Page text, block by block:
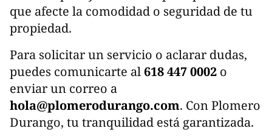
que afecte la comodidad o seguridad de tu
propiedad.
Para solicitar un servicio o aclarar dudas,
puedes comunicarte al 618 447 0002 o
enviar un correo a
hola@plomerodurango.com. Con Plomero
Durango, tu tranquilidad está garantizada.